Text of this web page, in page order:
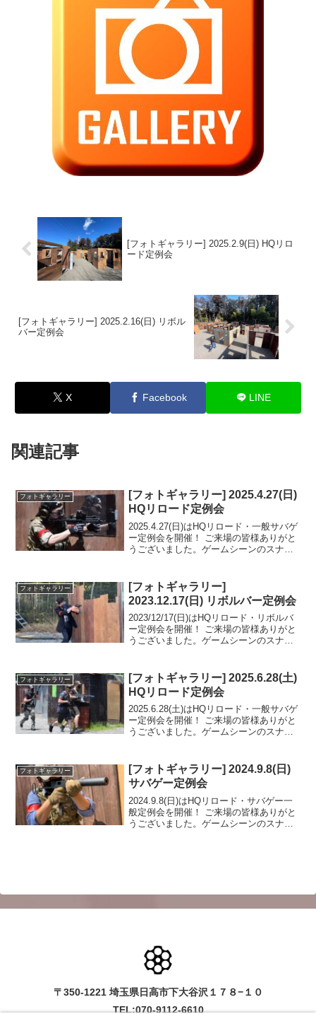
[フォトギャラリー] 2025.2.9(日) HQリロ
ード定例会
[フォトギャラリー] 2025.2.16(日) リボル
バー定例会
X Facebook LINE
関連記事
フォトギャラリー
[フォトギャラリー] 2025.4.27(日)
HQリロード定例会
2025.4.27(日)はHQリロード・一般サバゲ
ー定例会を開催！ ご来場の皆様ありがと
うございました。ゲームシーンのスナッ
をみる(Google Photo)
フォトギャラリー
[フォトギャラリー]
2023.12.17(日) リボルバー定例会
2023/12/17(日)はHQリロード・リボルバ
ー定例会を開催！ ご来場の皆様ありがと
うございました。ゲームシーンのスナッ
場をお待ちしております。フォトアルバ
ムをみ...
フォトギャラリー
[フォトギャラリー] 2025.6.28(土)
HQリロード定例会
2025.6.28(土)はHQリロード・一般サバゲ
ー定例会を開催！ ご来場の皆様ありがと
うございました。ゲームシーンのスナッ
をみる(Google Photo)
フォトギャラリー
[フォトギャラリー] 2024.9.8(日)
サバゲー定例会
2024.9.8(日)はHQリロード・サバゲー一
般定例会を開催！ ご来場の皆様ありがと
うございました。ゲームシーンのスナッ
〒350-1221 埼玉県日高市下大谷沢１７８−１０
TEL:070-9112-6610